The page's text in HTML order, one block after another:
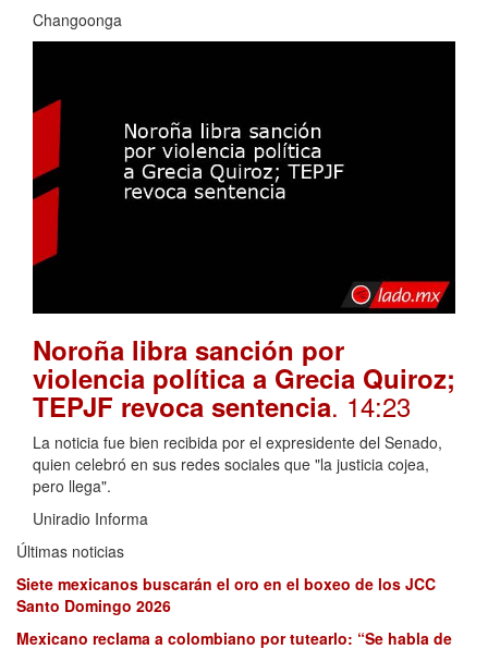
Changoonga
Noroña libra sanción por
violencia política a Grecia Quiroz;
TEPJF revoca sentencia. 14:23
La noticia fue bien recibida por el expresidente del Senado,
quien celebró en sus redes sociales que "la justicia cojea,
pero llega".
Uniradio Informa
Últimas noticias
Siete mexicanos buscarán el oro en el boxeo de los JCC
Santo Domingo 2026
Mexicano reclama a colombiano por tutearlo: “Se habla de